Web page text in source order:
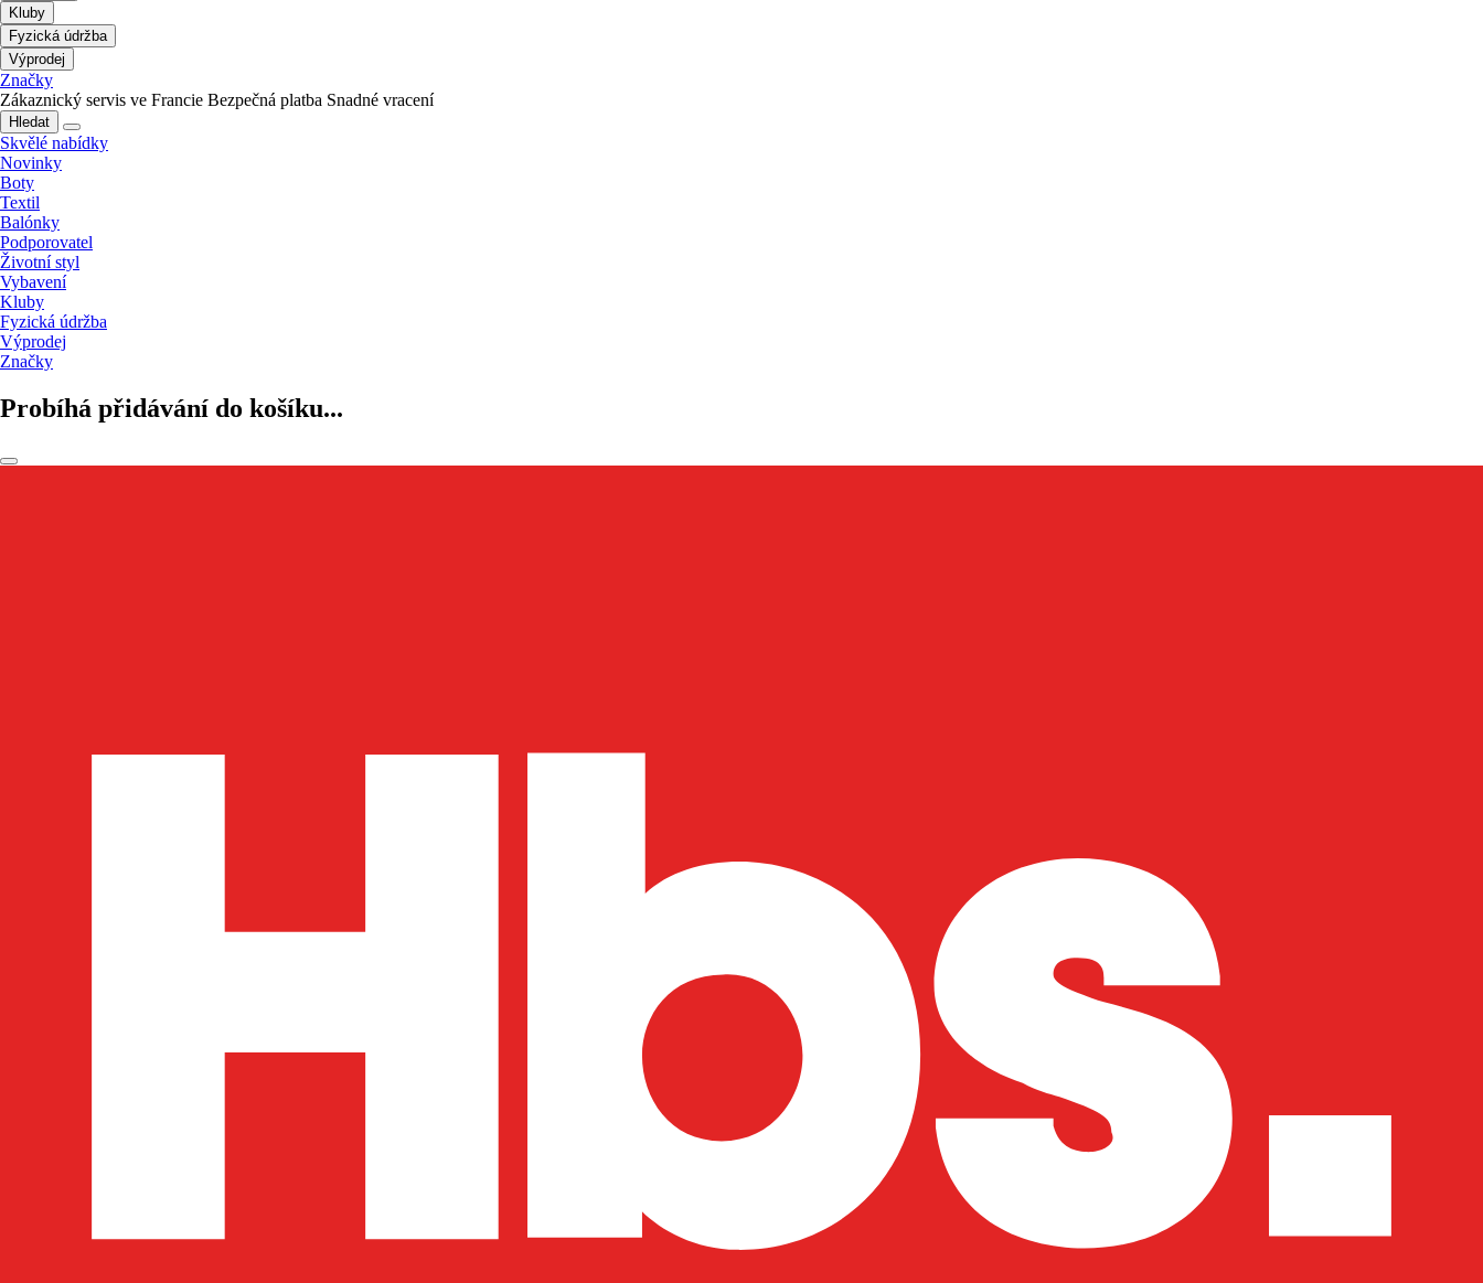
Kluby
Fyzická údržba
Výprodej
Značky
Zákaznický servis ve Francie Bezpečná platba Snadné vracení
Hledat
Skvělé nabídky
Novinky
Boty
Textil
Balónky
Podporovatel
Životní styl
Vybavení
Kluby
Fyzická údržba
Výprodej
Značky
Probíhá přidávání do košíku...